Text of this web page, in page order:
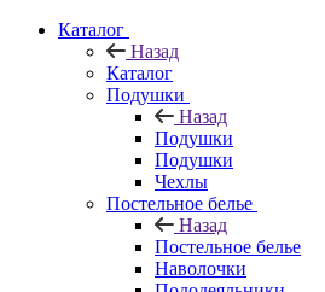
Каталог
Назад
Каталог
Подушки
Назад
Подушки
Подушки
Чехлы
Постельное белье
Назад
Постельное белье
Наволочки